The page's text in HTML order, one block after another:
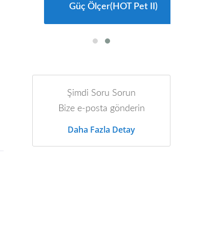
Güç Ölçer(HOT Pet II)
Şimdi Soru Sorun
Bize e-posta gönderin
Daha Fazla Detay